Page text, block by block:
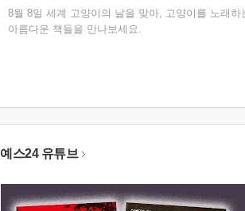
8월 8일 세계 고양이의 날을 맞아, 고양이를 노래하
아름다운 책들을 만나보세요.
예스24 유튜브